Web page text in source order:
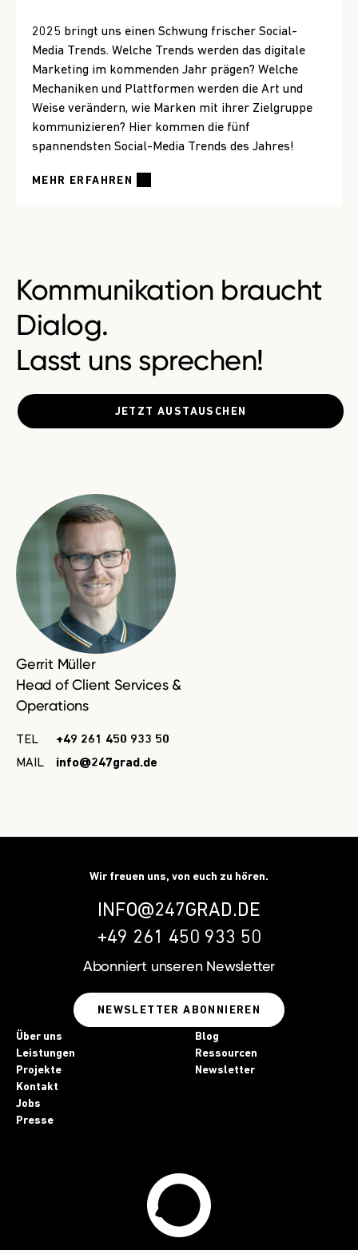
2025 bringt uns einen Schwung frischer Social-
Media Trends. Welche Trends werden das digitale
Marketing im kommenden Jahr prägen? Welche
Mechaniken und Plattformen werden die Art und
Weise verändern, wie Marken mit ihrer Zielgruppe
kommunizieren? Hier kommen die fünf
spannendsten Social-Media Trends des Jahres!
MEHR ERFAHREN
Kommunikation braucht
Dialog.
Lasst uns sprechen!
JETZT AUSTAUSCHEN
Gerrit Müller
Head of Client Services &
Operations
TEL
+49 261 450 933 50
MAIL
info@247grad.de
Wir freuen uns, von euch zu hören.
INFO@247GRAD.DE
+49 261 450 933 50
Abonniert unseren Newsletter
NEWSLETTER ABONNIEREN
Über uns
Leistungen
Projekte
Kontakt
Jobs
Presse
Blog
Ressourcen
Newsletter